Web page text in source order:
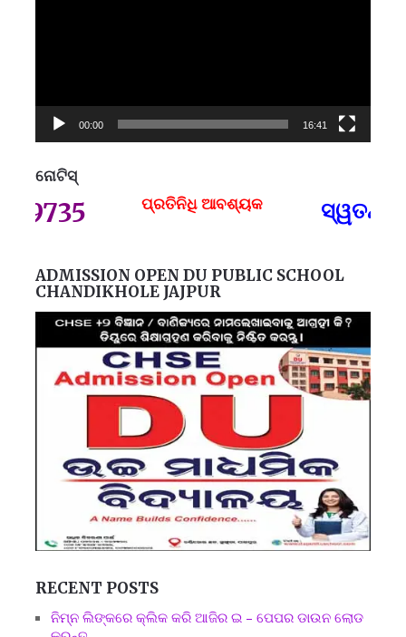
00:00 16:41
ନୋଟିସ୍
ପ୍ରତିନିଧି ଆବଶ୍ୟକ
ସ୍ୱତନ୍ତ୍ର
ADMISSION OPEN DU PUBLIC SCHOOL
CHANDIKHOLE JAJPUR
RECENT POSTS
ନିମ୍ନ ଲିଙ୍କରେ କ୍ଲିକ କରି ଆଜିର ଇ – ପେପର ଡାଉନ ଲୋଡ